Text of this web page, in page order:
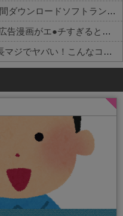
Switch 2 / Switch の2026年7月の月間ダウンロードソフトランキング
【画像】 この「着圧レギンス」の広告漫画がエ●チすぎると話題に
スレッズ民「ここのローソンの店長マジでヤバい！こんなコンビニ二度と行かない！」とブチギレ→被害者アピするも「ヤバイのはお前だよ」とツッコミ...